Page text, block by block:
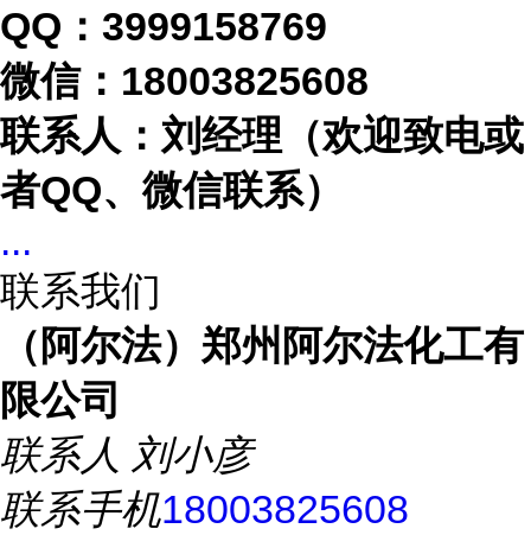
QQ：3999158769
微信： 18003825608
联系人：刘经理（欢迎致电或
者QQ、微信联系）
...
联系我们
（阿尔法）郑州阿尔法化工有
限公司
联系人 刘小彦
联系手机18003825608